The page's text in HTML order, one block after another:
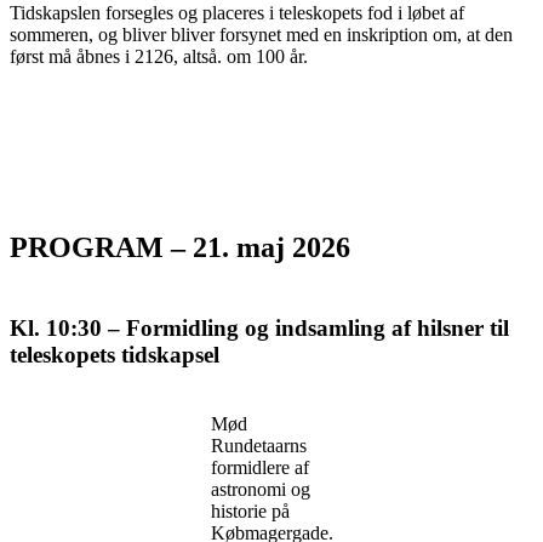
Tidskapslen forsegles og placeres i teleskopets fod i løbet af
sommeren, og bliver bliver forsynet med en inskription om, at den
først må åbnes i 2126, altså. om 100 år.
PROGRAM – 21. maj 2026
Kl. 10:30 – Formidling og indsamling af hilsner til
teleskopets tidskapsel
Mød
Rundetaarns
formidlere af
astronomi og
historie på
Købmagergade.